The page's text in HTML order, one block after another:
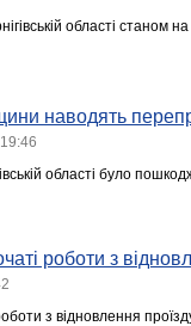
області станом
наводять
області було
роботи з
з відновлення